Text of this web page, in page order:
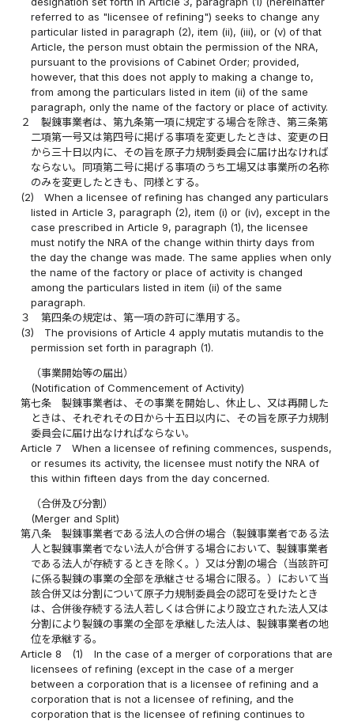
referred to as "licensee of refining") seeks to change any
particular listed in paragraph (2), item (ii), (iii), or (v) of that
Article, the person must obtain the permission of the NRA,
pursuant to the provisions of Cabinet Order; provided,
however, that this does not apply to making a change to,
from among the particulars listed in item (ii) of the same
paragraph, only the name of the factory or place of activity.
２
製錬事業者は、第九条第一項に規定する場合を除き、第三条第
二項第一号又は第四号に掲げる事項を変更したときは、変更の日
から三十日以内に、その旨を原子力規制委員会に届け出なければ
ならない。同項第二号に掲げる事項のうち工場又は事業所の名称
のみを変更したときも、同様とする。
(2)
When a licensee of refining has changed any particulars
listed in Article 3, paragraph (2), item (i) or (iv), except in the
case prescribed in Article 9, paragraph (1), the licensee
must notify the NRA of the change within thirty days from
the day the change was made. The same applies when only
the name of the factory or place of activity is changed
among the particulars listed in item (ii) of the same
paragraph.
３
第四条の規定は、第一項の許可に準用する。
(3)
The provisions of Article 4 apply mutatis mutandis to the
permission set forth in paragraph (1).
（事業開始等の届出）
(Notification of Commencement of Activity)
第七条
製錬事業者は、その事業を開始し、休止し、又は再開した
ときは、それぞれその日から十五日以内に、その旨を原子力規制
委員会に届け出なければならない。
Article 7
When a licensee of refining commences, suspends,
or resumes its activity, the licensee must notify the NRA of
this within fifteen days from the day concerned.
（合併及び分割）
(Merger and Split)
第八条
製錬事業者である法人の合併の場合（製錬事業者である法
人と製錬事業者でない法人が合併する場合において、製錬事業者
である法人が存続するときを除く。）又は分割の場合（当該許可
に係る製錬の事業の全部を承継させる場合に限る。）において当
該合併又は分割について原子力規制委員会の認可を受けたとき
は、合併後存続する法人若しくは合併により設立された法人又は
分割により製錬の事業の全部を承継した法人は、製錬事業者の地
位を承継する。
Article 8
(1)
In the case of a merger of corporations that are
licensees of refining (except in the case of a merger
between a corporation that is a licensee of refining and a
corporation that is not a licensee of refining, and the
corporation that is the licensee of refining continues to